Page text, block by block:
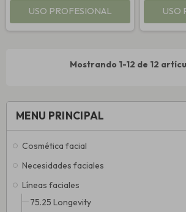
MENU PRINCIPAL
Cosmética facial
Necesidades faciales
Líneas faciales
75.25 Longevity
USO PROFESIONAL USO
Mostrando 1-12 de 12